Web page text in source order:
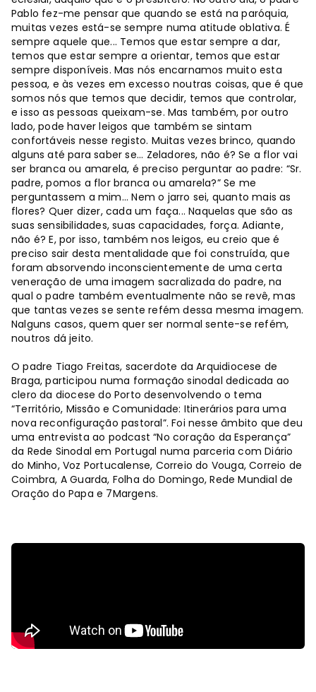
Pablo fez-me pensar que quando se está na paróquia,
muitas vezes está-se sempre numa atitude oblativa. É
sempre aquele que... Temos que estar sempre a dar,
temos que estar sempre a orientar, temos que estar
sempre disponíveis. Mas nós encarnamos muito esta
pessoa, e às vezes em excesso noutras coisas, que é que
somos nós que temos que decidir, temos que controlar,
e isso as pessoas queixam-se. Mas também, por outro
lado, pode haver leigos que também se sintam
confortáveis nesse registo. Muitas vezes brinco, quando
alguns até para saber se... Zeladores, não é? Se a flor vai
ser branca ou amarela, é preciso perguntar ao padre: “Sr.
padre, pomos a flor branca ou amarela?” Se me
perguntassem a mim... Nem o jarro sei, quanto mais as
flores? Quer dizer, cada um faça... Naquelas que são as
suas sensibilidades, suas capacidades, força. Adiante,
não é? E, por isso, também nos leigos, eu creio que é
preciso sair desta mentalidade que foi construída, que
foram absorvendo inconscientemente de uma certa
veneração de uma imagem sacralizada do padre, na
qual o padre também eventualmente não se revê, mas
que tantas vezes se sente refém dessa mesma imagem.
Nalguns casos, quem quer ser normal sente-se refém,
noutros dá jeito.
O padre Tiago Freitas, sacerdote da Arquidiocese de
Braga, participou numa formação sinodal dedicada ao
clero da diocese do Porto desenvolvendo o tema
“Território, Missão e Comunidade: Itinerários para uma
nova reconfiguração pastoral”. Foi nesse âmbito que deu
uma entrevista ao podcast “No coração da Esperança”
da Rede Sinodal em Portugal numa parceria com Diário
do Minho, Voz Portucalense, Correio do Vouga, Correio de
Coimbra, A Guarda, Folha do Domingo, Rede Mundial de
Oração do Papa e 7Margens.